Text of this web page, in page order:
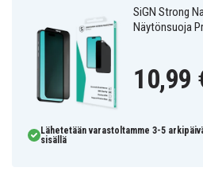
SiGN Strong
Näytönsuoja
10,99
Lähetetään varastoltamme 3-5
sisällä